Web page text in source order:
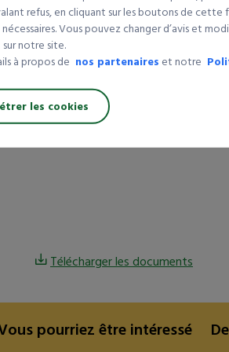
Bidons/colis :4
En savoir plus
Télécharger les documents
pourriez être intéressé
refus, en cliquant sur les boutons de cette
Vous pouvez changer d’avis et
notre site.
à propos de nos partenaires et notre
les cookies